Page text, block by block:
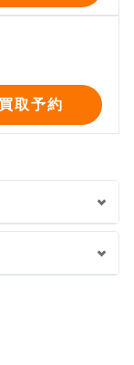
買取予約